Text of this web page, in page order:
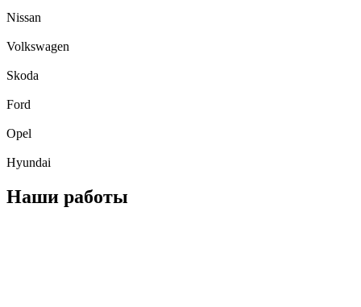
Nissan
Volkswagen
Skoda
Ford
Opel
Hyundai
Наши работы